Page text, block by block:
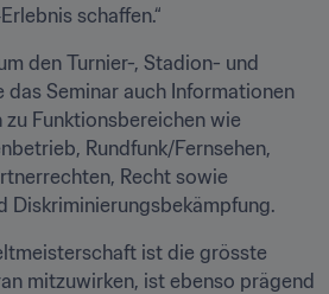
schaffen.“
den Turnier-, Stadion- und
Seminar auch Informationen
Funktionsbereichen wie
Rundfunk/Fernsehen,
Recht sowie
Diskriminierungsbekämpfung.
ist die grösste
mitzuwirken, ist ebenso prägend